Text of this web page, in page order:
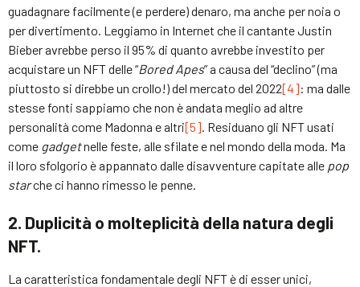
guadagnare facilmente (e perdere) denaro, ma anche per noia o
per divertimento. Leggiamo in Internet che il cantante Justin
Bieber avrebbe perso il 95% di quanto avrebbe investito per
acquistare un NFT delle “Bored Apes” a causa del “declino” (ma
piuttosto si direbbe un crollo!) del mercato del 2022[4]: ma dalle
stesse fonti sappiamo che non è andata meglio ad altre
personalità come Madonna e altri[5]. Residuano gli NFT usati
come gadgetnelle feste, alle sfilate e nel mondo della moda. Ma
il loro sfolgorio è appannato dalle disavventure capitate alle pop
starche ci hanno rimesso le penne.
2. Duplicità o molteplicità della natura degli
NFT.
La caratteristica fondamentale degli NFT è di esser unici,